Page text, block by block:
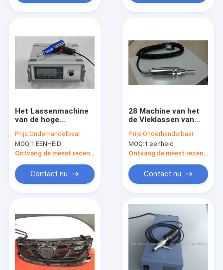
Producten
Ongeveer ons
Fabrieksreis
Het Lassenmachine
van de hoge
Ultrasone Vlek 800W
met Digitale
Generator
Prijs:Onderhandelbaar
MOQ:1 EENHEID
Ontvang de meest recente Prijs
Contact nu
28 Machine van het
de Vleklassen van
Elektrische, Kleine
Industriële Vleklasser
Prijs:Onderhandelbaar
MOQ:1 eenheid
Ontvang de meest recente Prijs
Contact nu